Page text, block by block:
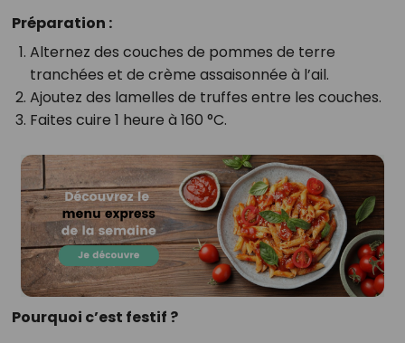
Préparation :
Alternez des couches de pommes de terre
tranchées et de crème assaisonnée à l’ail.
Ajoutez des lamelles de truffes entre les couches.
Faites cuire 1 heure à 160 °C.
Pourquoi c’est festif ?